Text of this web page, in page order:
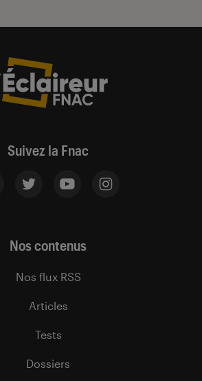
Suivez la Fnac
Nos contenus
Nos flux RSS
Articles
Tests
Dossiers